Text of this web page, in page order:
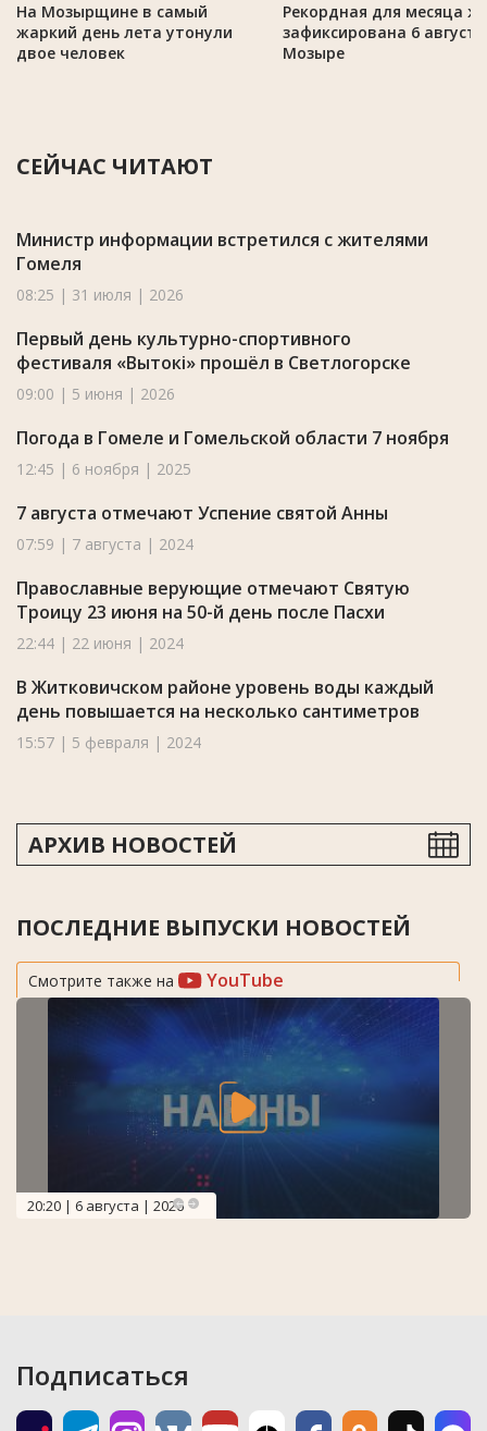
На Мозырщине в самый
жаркий день лета утонули
двое человек
Рекордная для месяца
зафиксирована 6
Мозыре
СЕЙЧАС ЧИТАЮТ
Министр информации встретился с жителями
Гомеля
08:25 | 31 июля | 2026
Первый день культурно-спортивного
фестиваля «Вытокі» прошёл в Светлогорске
09:00 | 5 июня | 2026
Погода в Гомеле и Гомельской области 7 ноября
12:45 | 6 ноября | 2025
7 августа отмечают Успение святой Анны
07:59 | 7 августа | 2024
Православные верующие отмечают Святую
Троицу 23 июня на 50-й день после Пасхи
22:44 | 22 июня | 2024
В Житковичском районе уровень воды каждый
день повышается на несколько сантиметров
15:57 | 5 февраля | 2024
АРХИВ НОВОСТЕЙ
ПОСЛЕДНИЕ ВЫПУСКИ НОВОСТЕЙ
Смотрите также на YouTube
20:20 | 6 августа | 2026
Подписаться